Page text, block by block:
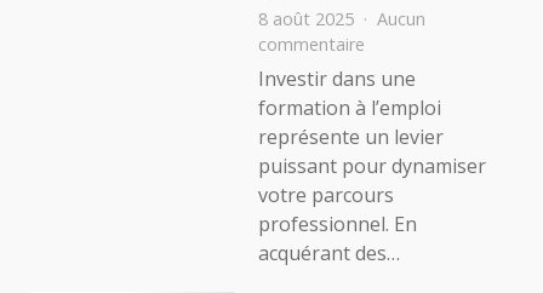
8 août 2025
Aucun
commentaire
une
formation
à
l’emploi
peut
transformer
votre
Investir dans une
formation à l’emploi
représente un levier
puissant pour dynamiser
votre parcours
professionnel. En
acquérant des…